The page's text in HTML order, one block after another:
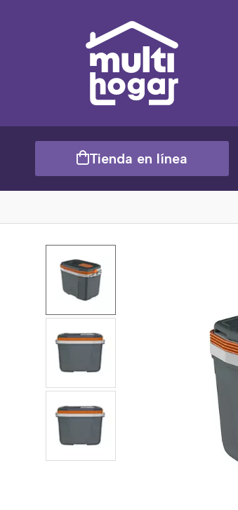
Tienda en línea